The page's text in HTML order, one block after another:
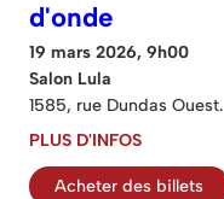
d'onde
19 mars 2026, 9h00
Salon Lula
1585, rue Dundas Ouest.
PLUS D'INFOS
Acheter des billets